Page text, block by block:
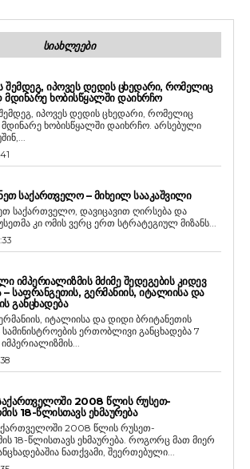
ᲡᲘᲐᲮᲚᲔᲔᲑᲘ
ᲨᲔᲛᲓᲔᲒ, ᲘᲞᲝᲕᲔᲡ ᲓᲔᲓᲘᲡ ᲪᲮᲔᲓᲐᲠᲘ, ᲠᲝᲛᲔᲚᲘᲪ
ᲮᲝᲑᲘᲡᲬᲧᲐᲚᲨᲘ ᲓᲐᲘᲮᲠᲩᲝ
იპოვეს დედის ცხედარი, რომელიც
ხობისწყალში დაიხრჩო. არსებული
ᲡᲐᲥᲐᲠᲗᲕᲔᲚᲝ – ᲛᲘᲮᲔᲘᲚ ᲡᲐᲐᲙᲐᲨᲕᲘᲚᲘ
საქართველო, დავიცავით ღირსება და
კი ომის ვერც ერთ სტრატეგიულ მიზანს...
ᲘᲛᲞᲔᲠᲘᲐᲚᲘᲖᲛᲘᲡ ᲛᲫᲘᲛᲔ ᲨᲔᲓᲔᲒᲔᲑᲘᲡ ᲙᲘᲓᲔᲕ
– ᲡᲐᲤᲠᲐᲜᲒᲔᲗᲘᲡ, ᲒᲔᲠᲛᲐᲜᲘᲘᲡ, ᲘᲢᲐᲚᲘᲘᲡᲐ ᲓᲐ
ᲒᲐᲜᲪᲮᲐᲓᲔᲑᲐ
იტალიისა და დიდი ბრიტანეთის
ერთობლივი განცხადება 7
2008 ᲬᲚᲘᲡ ᲠᲣᲡᲔᲗ-
18-ᲬᲚᲘᲡᲗᲐᲕᲡ ᲔᲮᲛᲐᲣᲠᲔᲑᲐ
2008 წლის რუსეთ-
ეხმაურება. როგორც მათ მიერ
ნათქვამი, შეერთებული...